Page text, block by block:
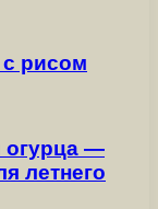
рисом
огурца —
летнего